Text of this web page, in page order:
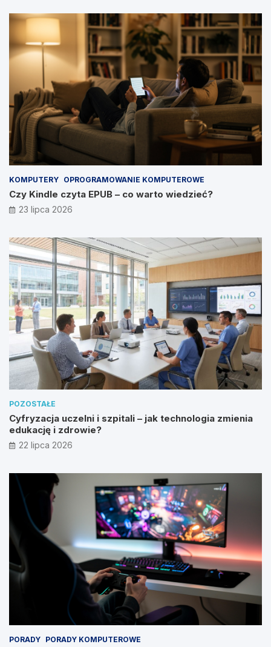
KOMPUTERY OPROGRAMOWANIE KOMPUTEROWE
Czy Kindle czyta EPUB – co warto wiedzieć?
23 lipca 2026
POZOSTAŁE
Cyfryzacja uczelni i szpitali – jak technologia zmienia
edukację i zdrowie?
22 lipca 2026
PORADY PORADY KOMPUTEROWE